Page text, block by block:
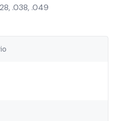
.038, .049